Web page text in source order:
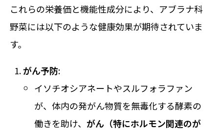
これらの栄養価と機能性成分により、アブラナ科
野菜には以下のような健康効果が期待されていま
す。
がん予防:
イソチオシアネートやスルフォラファン
が、体内の発がん物質を無毒化する酵素の
働きを助け、がん（特にホルモン関連のが